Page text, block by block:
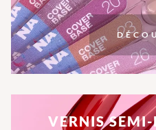
VERNIS